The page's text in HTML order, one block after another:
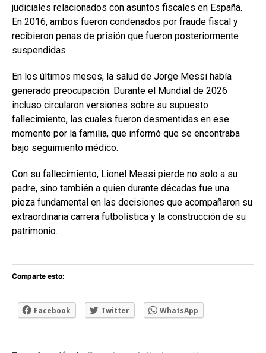
judiciales relacionados con asuntos fiscales en España.
En 2016, ambos fueron condenados por fraude fiscal y
recibieron penas de prisión que fueron posteriormente
suspendidas.
En los últimos meses, la salud de Jorge Messi había
generado preocupación. Durante el Mundial de 2026
incluso circularon versiones sobre su supuesto
fallecimiento, las cuales fueron desmentidas en ese
momento por la familia, que informó que se encontraba
bajo seguimiento médico.
Con su fallecimiento, Lionel Messi pierde no solo a su
padre, sino también a quien durante décadas fue una
pieza fundamental en las decisiones que acompañaron su
extraordinaria carrera futbolística y la construcción de su
patrimonio.
Comparte esto:
Facebook Twitter WhatsApp